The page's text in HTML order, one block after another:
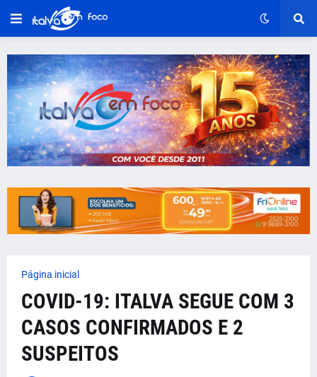
Página inicial
COVID-19: ITALVA SEGUE COM 3
CASOS CONFIRMADOS E 2
SUSPEITOS